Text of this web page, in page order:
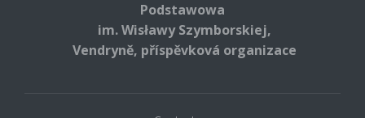
Podstawowa
im. Wisławy Szymborskiej,
Vendryně, příspěvková organizace